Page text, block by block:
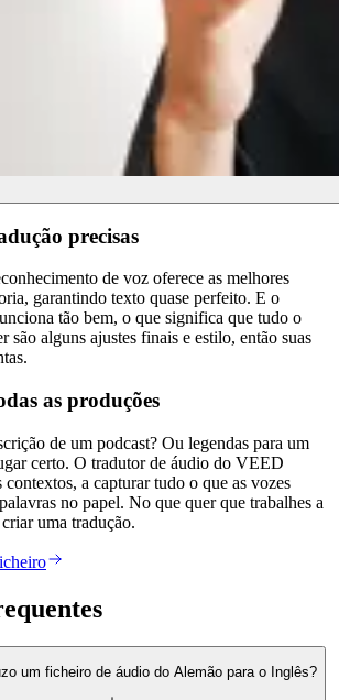
precisas
de voz oferece as melhores
garantindo texto quase perfeito. E o
tão bem, o que significa que tudo o
são alguns ajustes finais e estilo, então suas
as produções
de um podcast? Ou legendas para um
certo. O tradutor de áudio do VEED
a capturar tudo o que as vozes
no papel. No que quer que trabalhes a
uma tradução.
um ficheiro de áudio do Alemão para o Inglês?